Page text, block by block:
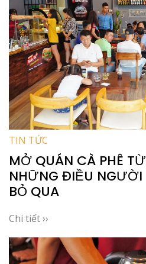
TIN TỨC
MỞ QUÁN CÀ PHÊ
NHỮNG ĐIỀU
BỎ QUA
Chi tiết ››